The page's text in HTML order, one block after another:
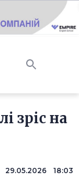
зріс на
29.05.2026 18:03